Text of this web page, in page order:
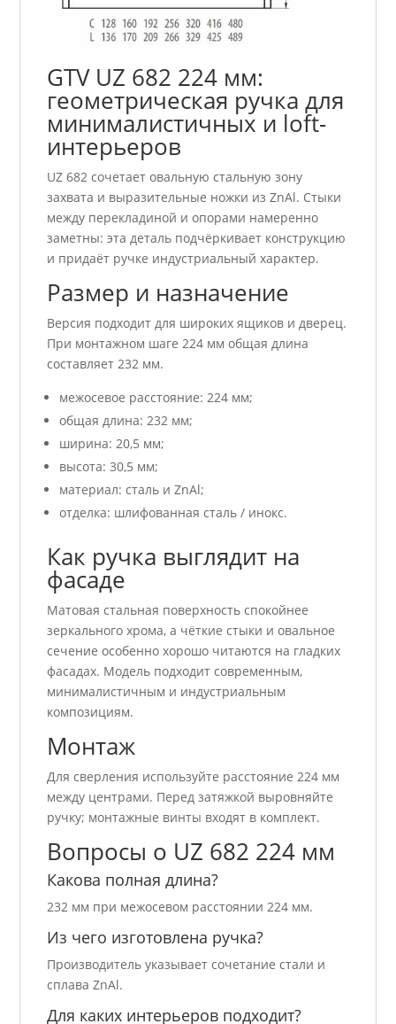
GTV UZ 682 224 мм:
геометрическая ручка для
минималистичных и loft-
интерьеров
UZ 682 сочетает овальную стальную зону
захвата и выразительные ножки из ZnAl. Стыки
между перекладиной и опорами намеренно
заметны: эта деталь подчёркивает конструкцию
и придаёт ручке индустриальный характер.
Размер и назначение
Версия подходит для широких ящиков и дверец.
При монтажном шаге 224 мм общая длина
составляет 232 мм.
межосевое расстояние: 224 мм;
общая длина: 232 мм;
ширина: 20,5 мм;
высота: 30,5 мм;
материал: сталь и ZnAl;
отделка: шлифованная сталь / инокс.
Как ручка выглядит на
фасаде
Матовая стальная поверхность спокойнее
зеркального хрома, а чёткие стыки и овальное
сечение особенно хорошо читаются на гладких
фасадах. Модель подходит современным,
минималистичным и индустриальным
композициям.
Монтаж
Для сверления используйте расстояние 224 мм
между центрами. Перед затяжкой выровняйте
ручку; монтажные винты входят в комплект.
Вопросы о UZ 682 224 мм
Какова полная длина?
232 мм при межосевом расстоянии 224 мм.
Из чего изготовлена ручка?
Производитель указывает сочетание стали и
сплава ZnAl.
Для каких интерьеров подходит?